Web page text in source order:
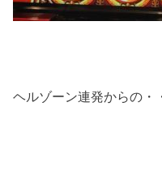
ヘルゾーン連発からの・